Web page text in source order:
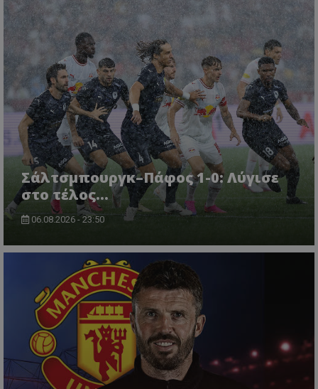
Σάλτσμπουργκ–Πάφος 1-0: Λύγισε
στο τέλος...
06.08.2026 - 23:50